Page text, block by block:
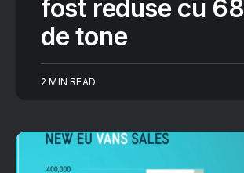
fost reduse cu
de tone
2 MIN READ